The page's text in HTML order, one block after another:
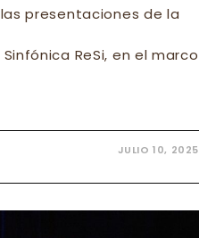
presentaciones de la
ReSi, en el marco
JULIO 10, 2025